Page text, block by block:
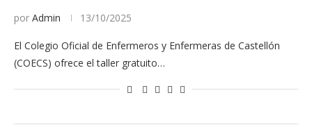
por Admin 13/10/2025
El Colegio Oficial de Enfermeros y Enfermeras de Castellón
(COECS) ofrece el taller gratuito…